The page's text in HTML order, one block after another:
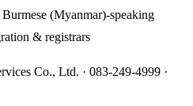
(Myanmar)-speaking
& registrars
Co., Ltd. · 083-249-4999 ·